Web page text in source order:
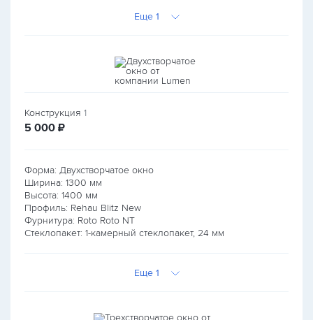
Еще 1
Конструкция 1
5 000 руб.
₽
Форма: Двухстворчатое окно
Ширина: 1300 мм
Высота: 1400 мм
Профиль: Rehau Blitz New
Фурнитура: Roto Roto NT
Стеклопакет: 1-камерный стеклопакет, 24 мм
Еще 1